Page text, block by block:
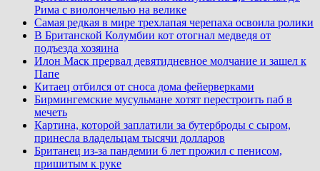
Рима с виолончелью на велике
Самая редкая в мире трехлапая черепаха освоила ролики
В Британской Колумбии кот отогнал медведя от
подъезда хозяина
Илон Маск прервал девятидневное молчание и зашел к
Папе
Китаец отбился от сноса дома фейерверками
Бирмингемские мусульмане хотят перестроить паб в
мечеть
Картина, которой заплатили за бутерброды с сыром,
принесла владельцам тысячи долларов
Британец из-за пандемии 6 лет прожил с пенисом,
пришитым к руке